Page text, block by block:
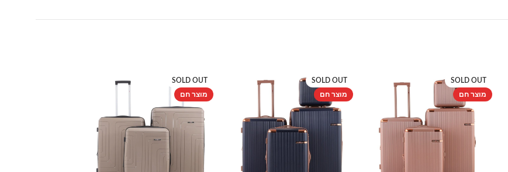
SOLD OUT
מוצר חם
SOLD OUT
מוצר חם
SOLD OUT
מוצר חם